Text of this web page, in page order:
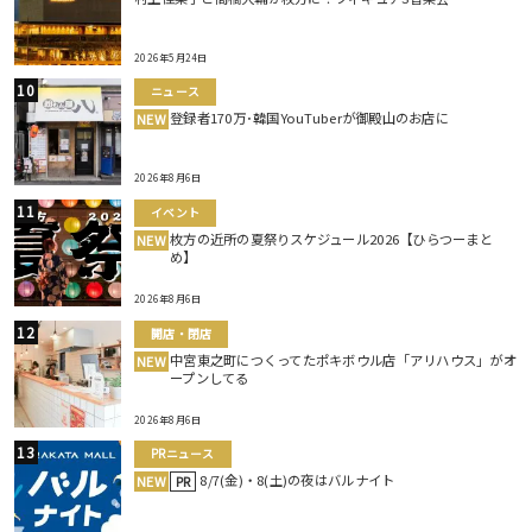
2026年5月24日
ニュース
NEW 登録者170万･韓国YouTuberが御殿山のお店に
2026年8月6日
イベント
NEW 枚方の近所の夏祭りスケジュール2026【ひらつーまと
め】
2026年8月6日
開店・閉店
NEW 中宮東之町につくってたポキボウル店「アリハウス」がオ
ープンしてる
2026年8月6日
PRニュース
NEW PR 8/7(金)・8(土)の夜はバルナイト